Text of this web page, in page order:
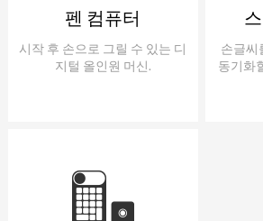
펜 컴퓨터
시작 후 손으로 그릴 수 있는 디
지털 올인원 머신.
손글씨
동기화